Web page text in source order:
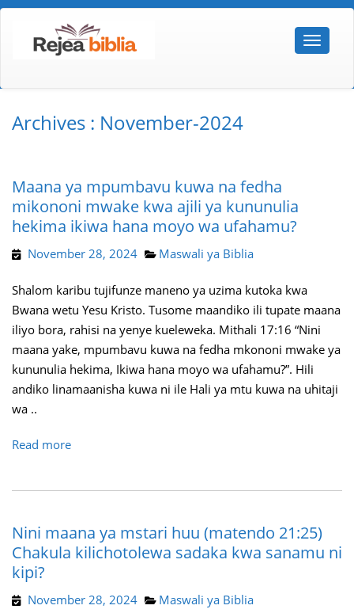
Archives : November-2024
Maana ya mpumbavu kuwa na fedha
mikononi mwake kwa ajili ya kununulia
hekima ikiwa hana moyo wa ufahamu?
November 28, 2024 Maswali ya Biblia
Shalom karibu tujifunze maneno ya uzima kutoka kwa
Bwana wetu Yesu Kristo. Tusome maandiko ili tupate maana
iliyo bora, rahisi na yenye kueleweka. Mithali 17:16 “Nini
maana yake, mpumbavu kuwa na fedha mkononi mwake ya
kununulia hekima, Ikiwa hana moyo wa ufahamu?”. Hili
andiko linamaanisha kuwa ni ile Hali ya mtu kuwa na uhitaji
wa ..
Read more
Nini maana ya mstari huu (matendo 21:25)
Chakula kilichotolewa sadaka kwa sanamu ni
kipi?
November 28, 2024 Maswali ya Biblia